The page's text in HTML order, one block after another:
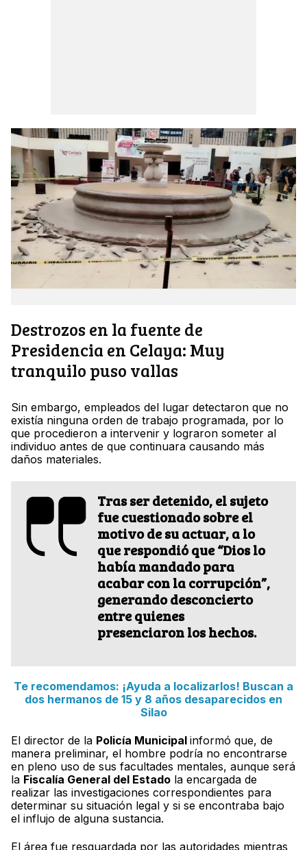
Destrozos en la fuente de
Presidencia en Celaya: Muy
tranquilo puso vallas
Sin embargo, empleados del lugar detectaron que no
existía ninguna orden de trabajo programada, por lo
que procedieron a intervenir y lograron someter al
individuo antes de que continuara causando más
daños materiales.
Tras ser detenido, el sujeto
fue cuestionado sobre el
motivo de su actuar, a lo
que respondió que“Dios lo
había mandado para
acabar con la corrupción”,
generando desconcierto
entre quienes
presenciaron los hechos.
Te recomendamos: ¡Ayuda a localizarlos! Buscan a
dos hermanos de 15 y 8 años desaparecidos en
Silao
El director de la Policía Municipal informó que, de
manera preliminar, el hombre podría no encontrarse
en pleno uso de sus facultades mentales, aunque será
la Fiscalía General del Estado la encargada de
realizar las investigaciones correspondientes para
determinar su situación legal y si se encontraba bajo
el influjo de alguna sustancia.
El área fue resguardada por las autoridades mientras